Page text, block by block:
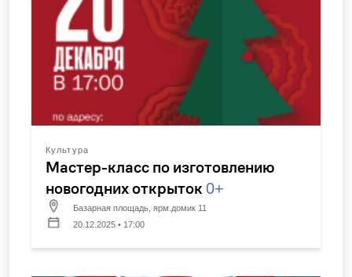
Культура
Мастер-класс по изготовлению
новогодних открыток 0+
Базарная площадь, ярм.домик 11
20.12.2025 • 17:00